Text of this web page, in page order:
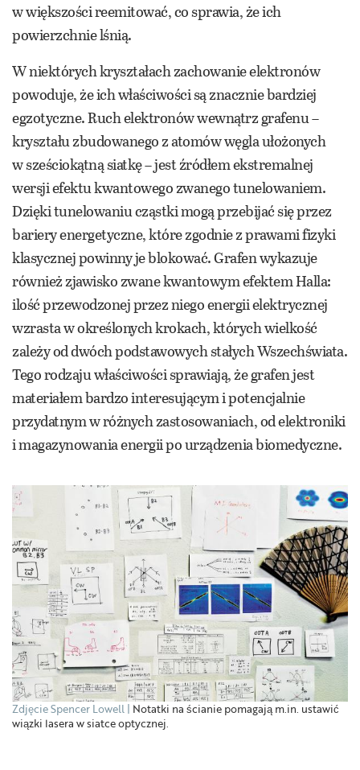
w większości reemitować, co sprawia, że ich
powierzchnie lśnią.
W niektórych kryształach zachowanie elektronów
powoduje, że ich właściwości są znacznie bardziej
egzotyczne. Ruch elektronów wewnątrz grafenu –
kryształu zbudowanego z atomów węgla ułożonych
w sześciokątną siatkę – jest źródłem ekstremalnej
wersji efektu kwantowego zwanego tunelowaniem.
Dzięki tunelowaniu cząstki mogą przebijać się przez
bariery energetyczne, które zgodnie z prawami fizyki
klasycznej powinny je blokować. Grafen wykazuje
również zjawisko zwane kwantowym efektem Halla:
ilość przewodzonej przez niego energii elektrycznej
wzrasta w określonych krokach, których wielkość
zależy od dwóch podstawowych stałych Wszechświata.
Tego rodzaju właściwości sprawiają, że grafen jest
materiałem bardzo interesującym i potencjalnie
przydatnym w różnych zastosowaniach, od elektroniki
i magazynowania energii po urządzenia biomedyczne.
Zdjęcie Spencer Lowell Notatki na ścianie pomagają m.in. ustawić
wiązki lasera w siatce optycznej.